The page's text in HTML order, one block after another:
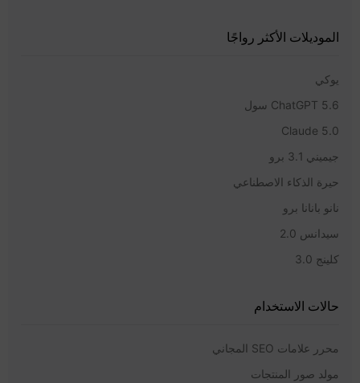
الموديلات الأكثر رواجًا
يوكي
ChatGPT 5.6 سول
Claude 5.0
جيميني 3.1 برو
حيرة الذكاء الاصطناعي
نانو بانانا برو
سيدانس 2.0
كلينج 3.0
حالات الاستخدام
محرر علامات SEO المجاني
مولد صور المنتجات